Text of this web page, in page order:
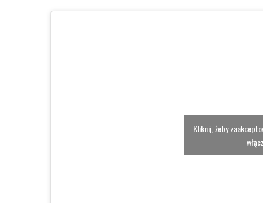
Kliknij, żeby